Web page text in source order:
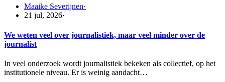
Maaike Severijnen·
21 jul, 2026·
We weten veel over journalistiek, maar veel minder over de
journalist
In veel onderzoek wordt journalistiek bekeken als collectief, op het
institutionele niveau. Er is weinig aandacht…